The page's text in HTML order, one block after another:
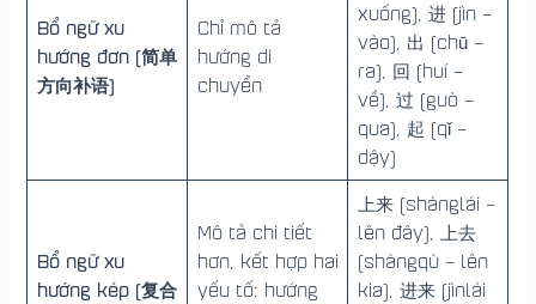
Bổ ngữ xu
hướng đơn (简单
方向补语)
Chỉ mô tả
hướng di
chuyển
xuống), 进 (jìn –
vào), 出 (chū –
ra), 回 (huí –
về), 过 (guò –
qua), 起 (qǐ –
dậy)
Bổ ngữ xu
hướng kép (复合
Mô tả chi tiết
hơn, kết hợp hai
yếu tố: hướng
上来 (shànglái –
lên đây), 上去
(shàngqù – lên
kia), 进来 (jìnlái